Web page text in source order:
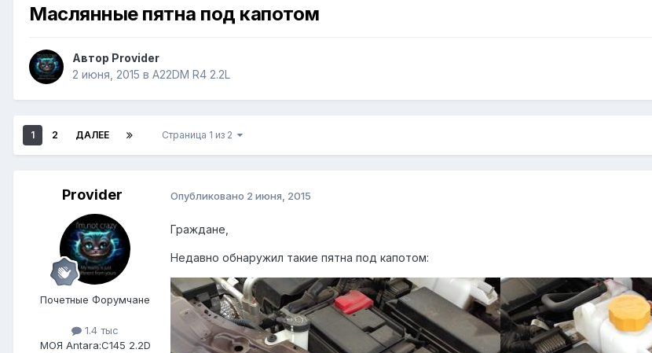
Маслянные пятна под капотом
Автор Provider
2 июня, 2015 в A22DM R4 2.2L
1 2 ДАЛЕЕ Страница 1 из 2
Provider
Почетные Форумчане
1.4 тыс
МОЯ Antara:C145 2.2D
Опубликовано 2 июня, 2015
Граждане,
Недавно обнаружил такие пятна под капотом: